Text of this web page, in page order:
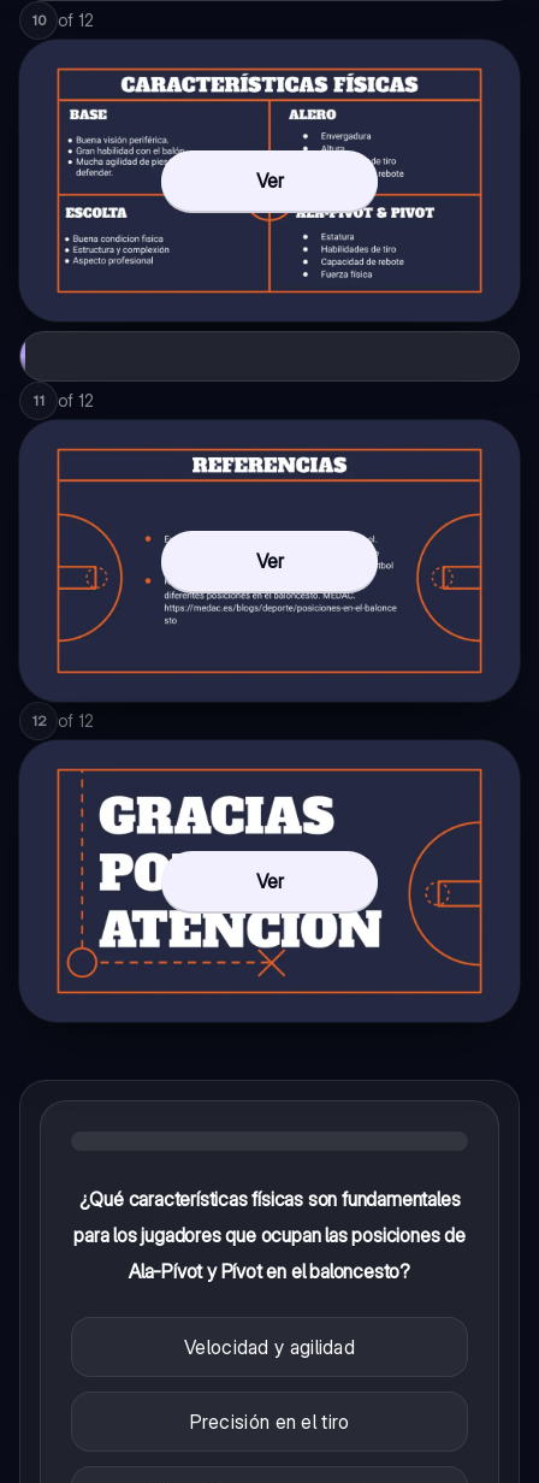
10 of 12
Ver
11 of 12
Ver
12 of 12
Ver
¿Qué características físicas son fundamentales
para los jugadores que ocupan las posiciones de
Ala-Pívot y Pívot en el baloncesto?
Velocidad y agilidad
Precisión en el tiro